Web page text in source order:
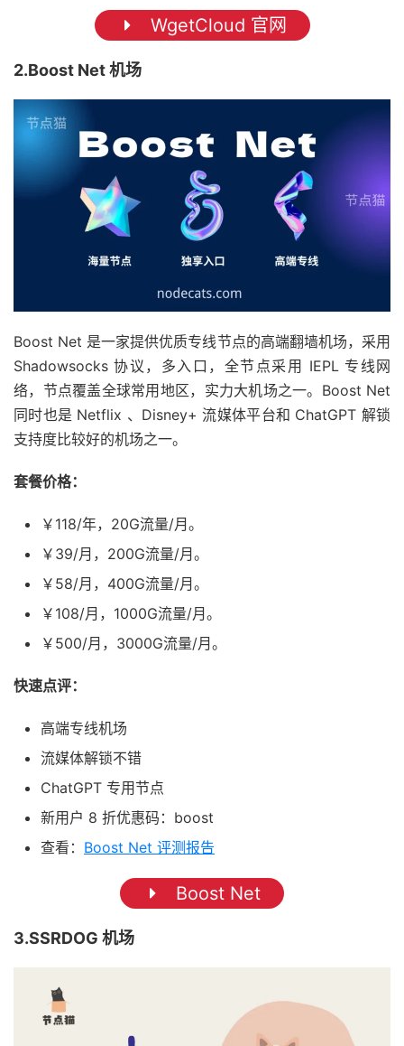
WgetCloud 官网
2.Boost Net 机场
Boost Net 是一家提供优质专线节点的高端翻墙机场，采用
Shadowsocks 协议，多入口，全节点采用 IEPL 专线网
络，节点覆盖全球常用地区，实力大机场之一。Boost Net
同时也是 Netflix 、Disney+ 流媒体平台和 ChatGPT 解锁
支持度比较好的机场之一。
套餐价格：
￥118/年，20G流量/月。
￥39/月，200G流量/月。
￥58/月，400G流量/月。
￥108/月，1000G流量/月。
￥500/月，3000G流量/月。
快速点评：
高端专线机场
流媒体解锁不错
ChatGPT 专用节点
新用户 8 折优惠码：boost
查看： Boost Net 评测报告
Boost Net
3.SSRDOG 机场